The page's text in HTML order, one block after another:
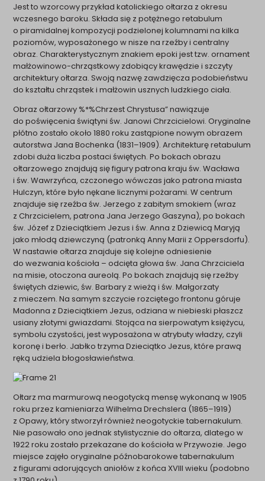
Jest to wzorcowy przykład katolickiego ołtarza z okresu
wczesnego baroku. Składa się z potężnego retabulum
o piramidalnej kompozycji podzielonej kolumnami na kilka
poziomów, wyposażonego w nisze na rzeźby i centralny
obraz. Charakterystycznym znakiem epoki jest tzw. ornament
małżowinowo-chrząstkowy zdobiący krawędzie i szczyty
architektury ołtarza. Swoją nazwę zawdzięcza podobieństwu
do kształtu chrząstek i małżowin usznych ludzkiego ciała.
Obraz ołtarzowy %*%Chrzest Chrystusa” nawiązuje
do poświęcenia świątyni św. Janowi Chrzcicielowi. Oryginalne
płótno zostało około 1880 roku zastąpione nowym obrazem
autorstwa Jana Bochenka (1831–1909). Architekturę retabulum
zdobi duża liczba postaci świętych. Po bokach obrazu
ołtarzowego znajdują się figury patrona kraju św. Wacława
i św. Wawrzyńca, czczonego wówczas jako patrona miasta
Hulczyn, które było nękane licznymi pożarami. W centrum
znajduje się rzeźba św. Jerzego z zabitym smokiem (wraz
z Chrzcicielem, patrona Jana Jerzego Gaszyna), po bokach
św. Józef z Dzieciątkiem Jezus i św. Anna z Dziewicą Maryją
jako młodą dziewczyną (patronką Anny Marii z Oppersdorfu).
W nastawie ołtarza znajduje się kolejne odniesienie
do wezwania kościoła – odcięta głowa św. Jana Chrzciciela
na misie, otoczona aureolą. Po bokach znajdują się rzeźby
świętych dziewic, św. Barbary z wieżą i św. Małgorzaty
z mieczem. Na samym szczycie rozciętego frontonu góruje
Madonna z Dzieciątkiem Jezus, odziana w niebieski płaszcz
usiany złotymi gwiazdami. Stojąca na sierpowatym księżycu,
symbolu czystości, jest wyposażona w atrybuty władzy, czyli
koronę i berło. Jabłko trzyma Dzieciątko Jezus, które prawą
ręką udziela błogosławieństwa.
Ołtarz ma marmurową neogotycką mensę wykonaną w 1905
roku przez kamieniarza Wilhelma Drechslera (1865–1919)
z Opawy, który stworzył również neogotyckie tabernakulum.
Nie pasowało ono jednak stylistycznie do ołtarza, dlatego w
1922 roku zostało przekazane do kościoła w Przywozie. Jego
miejsce zajęło oryginalne późnobarokowe tabernakulum
z figurami adorujących aniołów z końca XVIII wieku (podobno